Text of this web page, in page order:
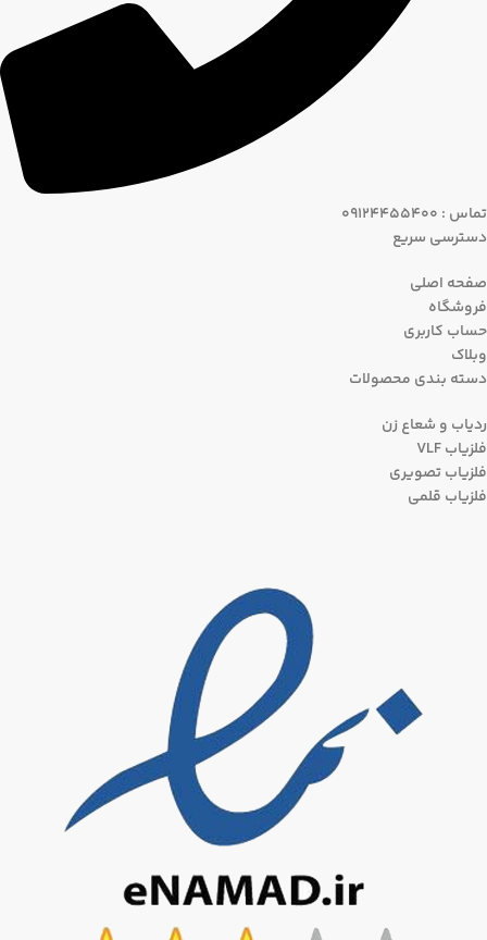
تماس : 09124455400
دسترسی سریع
صفحه اصلی
فروشگاه
حساب کاربری
وبلاک
دسته بندی محصولات
ردیاب و شعاع زن
فلزیاب VLF
فلزیاب تصویری
فلزیاب قلمی